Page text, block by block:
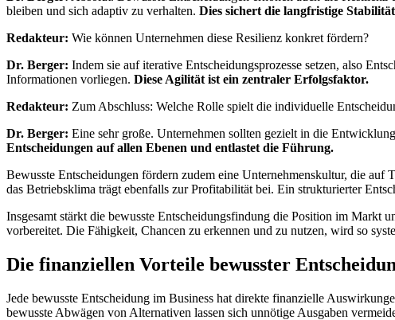
bleiben und sich adaptiv zu verhalten. Dies sichert die langfristige
Redakteur: Wie können Unternehmen diese Resilienz konkret fördern?
Dr. Berger: Indem sie auf iterative Entscheidungsprozesse setzen, also
Informationen vorliegen. Diese Agilität ist ein zentraler Erfolgsfaktor.
Redakteur: Zum Abschluss: Welche Rolle spielt die individuelle
Dr. Berger: Eine sehr große. Unternehmen sollten gezielt in die
Entscheidungen auf allen Ebenen und entlastet die Führung.
Bewusste Entscheidungen fördern zudem eine Unternehmenskultur, die
das Betriebsklima trägt ebenfalls zur Profitabilität bei. Ein strukturierter
Insgesamt stärkt die bewusste Entscheidungsfindung die Position im Markt
vorbereitet. Die Fähigkeit, Chancen zu erkennen und zu nutzen, wird so
Die finanziellen Vorteile bewusster
Jede bewusste Entscheidung im Business hat direkte finanzielle
bewusste Abwägen von Alternativen lassen sich unnötige Ausgaben